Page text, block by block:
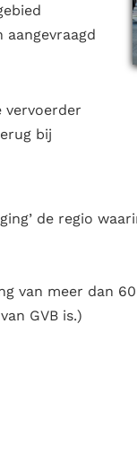
vervoerder
bij
de regio
van meer dan
GVB is.)